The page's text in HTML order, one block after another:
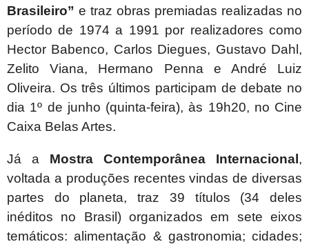
Brasileiro” e traz obras premiadas realizadas no
período de 1974 a 1991 por realizadores como
Hector Babenco, Carlos Diegues, Gustavo Dahl,
Zelito Viana, Hermano Penna e André Luiz
Oliveira. Os três últimos participam de debate no
dia 1º de junho (quinta-feira), às 19h20, no Cine
Caixa Belas Artes.
Já a Mostra Contemporânea Internacional ,
voltada a produções recentes vindas de diversas
partes do planeta, traz 39 títulos (34 deles
inéditos no Brasil) organizados em sete eixos
temáticos: alimentação & gastronomia; cidades;